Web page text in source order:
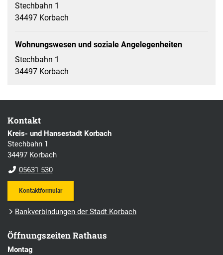
Stechbahn 1
34497 Korbach
Wohnungswesen und soziale Angelegenheiten
Stechbahn 1
34497 Korbach
Kontakt
Kreis- und Hansestadt Korbach
Stechbahn 1
34497 Korbach
05631 530
Kontaktformular
Bankverbindungen der Stadt Korbach
Öffnungszeiten Rathaus
Montag